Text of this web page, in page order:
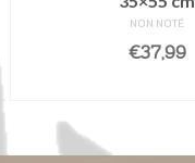
NON NOTÉ
€37,99